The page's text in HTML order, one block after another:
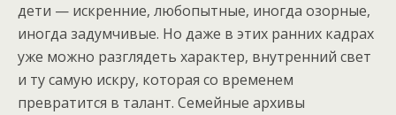
дети — искренние, любопытные, иногда озорные,
иногда задумчивые. Но даже в этих ранних кадрах
уже можно разглядеть характер, внутренний свет
и ту самую искру, которая со временем
превратится в талант. Семейные архивы